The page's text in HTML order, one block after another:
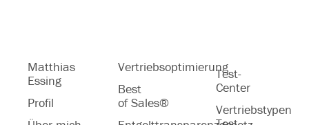
Matthias
Essing
Profil
Vertriebsoptimierung
Best
of Sales®
Test-
Center
Vertriebstypen